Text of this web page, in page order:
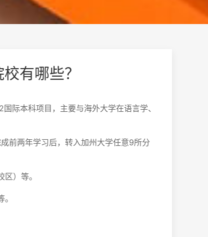
有哪些？
本科项目，主要与海外大学在语言学、
两年学习后，转入加州大学任意9所分
）等。‌